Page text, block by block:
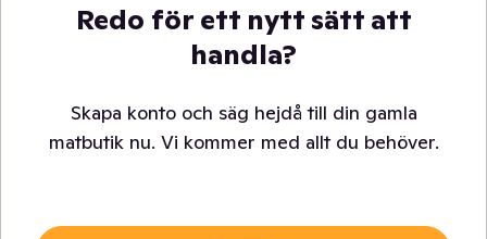
Redo för ett nytt sätt att
handla?
Skapa konto och säg hejdå till din gamla
matbutik nu. Vi kommer med allt du behöver.